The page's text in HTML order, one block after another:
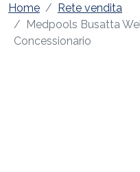
Home
Rete vendita
Medpools Busatta
Concessionario